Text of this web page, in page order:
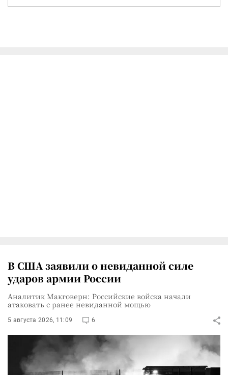
В США заявили о невиданной силе
ударов армии России
Аналитик Макговерн: Российские войска начали
атаковать с ранее невиданной мощью
5 августа 2026, 11:09 6